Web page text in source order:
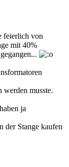
feierlich von
mit 40%
werden musste.
ja
der Stange kaufen